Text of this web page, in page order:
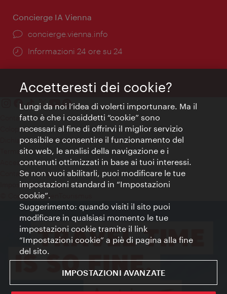
Concierge IA Vienna
Ort:
concierge.vienna.info
Öffnungszeiten:
Informazioni 24 ore su 24
Contatti
Colophon
Dichiarazione sulla protezione dei dati
Terms of Use
Accessibilità
Contatto stampa
Impostazioni cookie
© Copyright WienTourismus
Accetteresti dei cookie?
Lungi da noi l’idea di volerti importunare. Ma il
fatto è che i cosiddetti “cookie” sono
necessari al fine di offrirvi il miglior servizio
possibile e consentire il funzionamento del
sito web, le analisi della navigazione e i
contenuti ottimizzati in base ai tuoi interessi.
Se non vuoi abilitarli, puoi modificare le tue
impostazioni standard in “Impostazioni
cookie”.
Suggerimento: quando visiti il sito puoi
modificare in qualsiasi momento le tue
impostazioni cookie tramite il link
“Impostazioni cookie” a piè di pagina alla fine
del sito.
IMPOSTAZIONI AVANZATE